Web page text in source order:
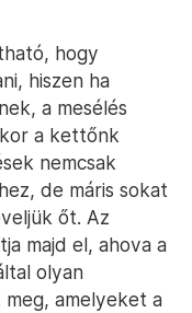
hogy
hiszen ha
a mesélés
a kettőnk
nemcsak
de máris sokat
őt. Az
majd el, ahova a
olyan
amelyeket a